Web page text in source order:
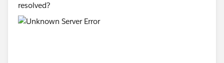
resolved?